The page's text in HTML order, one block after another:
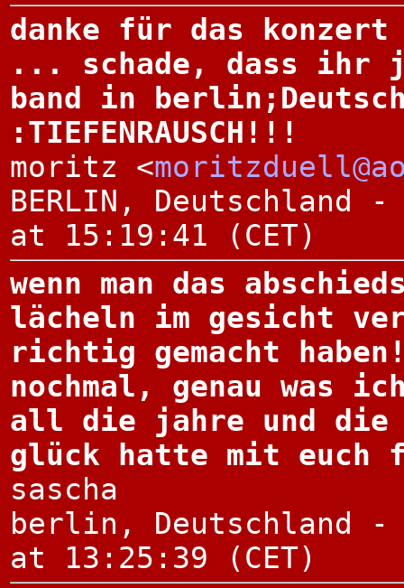
danke für das
... schade, dass ihr
band in
:TIEFENRAUSCH!!!
moritz <
BERLIN, Deutschland
at 15:19:41 (CET)
wenn man das
lächeln im gesicht
richtig gemacht
nochmal, genau was
all die jahre und die
glück hatte mit euch
sascha
berlin, Deutschland -
at 13:25:39 (CET)